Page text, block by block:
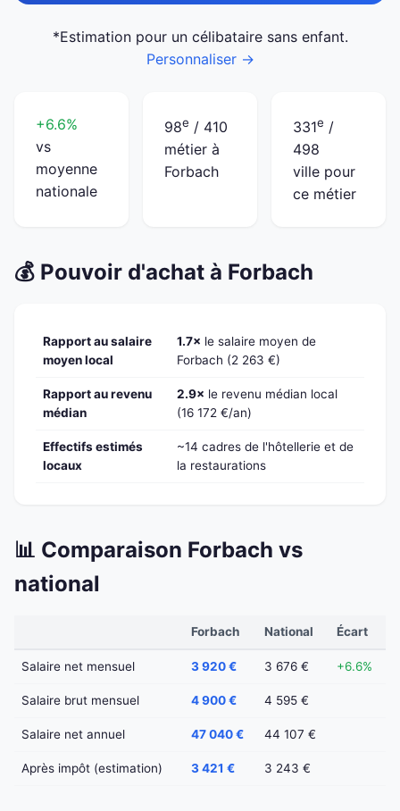
*Estimation pour un célibataire sans enfant.
Personnaliser →
+6.6%
vs
moyenne
nationale
98e / 410
métier à
Forbach
331e /
498
ville pour
ce métier
💰 Pouvoir d'achat à Forbach
Rapport au salaire
moyen local
1.7× le salaire moyen de
Forbach (2 263 €)
Rapport au revenu
médian
2.9× le revenu médian local
(16 172 €/an)
Effectifs estimés
locaux
~14 cadres de l'hôtellerie et de
la restaurations
📊 Comparaison Forbach vs
national
Forbach National Écart
Salaire net mensuel 3 920 € 3 676 € +6.6%
Salaire brut mensuel 4 900 € 4 595 €
Salaire net annuel 47 040 € 44 107 €
Après impôt (estimation) 3 421 € 3 243 €